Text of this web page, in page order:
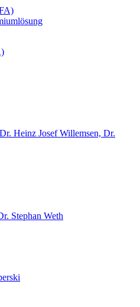
Heinz Josef Willemsen, Dr.
Stephan Weth